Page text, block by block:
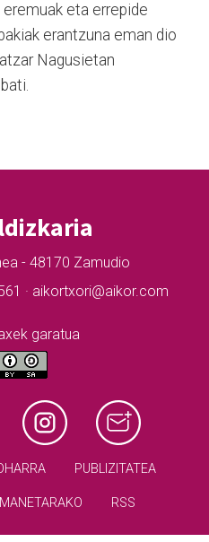
eta errepide
erantzuna eman dio
Nagusietan
- 48170 Zamudio
· aikortxori@aikor.com
garatua
PUBLIZITATEA
RSS